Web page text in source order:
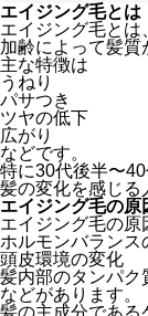
エイジング毛とは
エイジング毛とは
加齢によって髪質
主な特徴は
うねり
パサつき
ツヤの低下
広がり
などです。
特に30代後半〜
髪の変化を感じる
エイジング毛の原
エイジング毛の原
ホルモンバランス
頭皮環境の変化
髪内部のタンパク
などがあります。
髪の主成分である